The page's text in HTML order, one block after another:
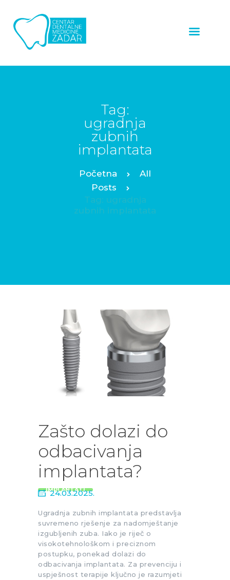
Tag:
ugradnja
zubnih
implantata
All
Posts
Tag: ugradnja
zubnih implantata
ZUBNI
IMPLANTATI
ZUBNE KRUNICE
ALL ON 4™
PROTOKOL
OSTALE USLUGE
NAŠI RADOVI
O NAMA
Zašto dolazi do
odbacivanja
implantata?
IMPLANTATI
24.03.2025.
Ugradnja zubnih implantata predstavlja
suvremeno rješenje za nadomještanje
izgubljenih zuba. Iako je riječ o
visokotehnološkom i preciznom
postupku, ponekad dolazi do
odbacivanja implantata. Za prevenciju i
uspješnost terapije ključno je razumjeti